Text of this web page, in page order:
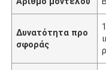
Δυνατότητα προ
σφοράς